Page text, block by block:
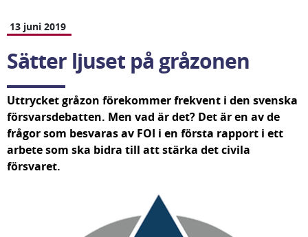
13 juni 2019
Sätter ljuset på gråzonen
Uttrycket gråzon förekommer frekvent i den svenska
försvarsdebatten. Men vad är det? Det är en av de
frågor som besvaras av FOI i en första rapport i ett
arbete som ska bidra till att stärka det civila
försvaret.